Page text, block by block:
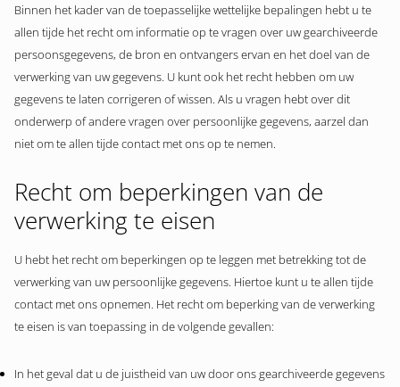
Binnen het kader van de toepasselijke wettelijke bepalingen hebt u te
allen tijde het recht om informatie op te vragen over uw gearchiveerde
persoonsgegevens, de bron en ontvangers ervan en het doel van de
verwerking van uw gegevens. U kunt ook het recht hebben om uw
gegevens te laten corrigeren of wissen. Als u vragen hebt over dit
onderwerp of andere vragen over persoonlijke gegevens, aarzel dan
niet om te allen tijde contact met ons op te nemen.
Recht om beperkingen van de
verwerking te eisen
U hebt het recht om beperkingen op te leggen met betrekking tot de
verwerking van uw persoonlijke gegevens. Hiertoe kunt u te allen tijde
contact met ons opnemen. Het recht om beperking van de verwerking
te eisen is van toepassing in de volgende gevallen:
In het geval dat u de juistheid van uw door ons gearchiveerde gegevens